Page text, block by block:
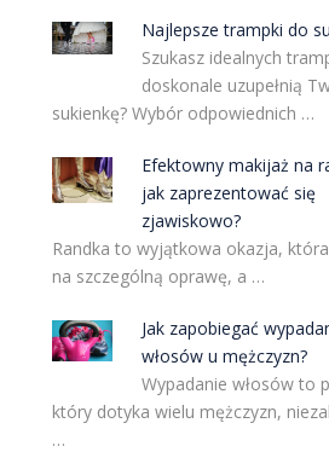
Najlepsze trampki do
Szukasz idealnych
doskonale uzupełnią
sukienkę? Wybór odpowiednich …
Efektowny makijaż na
jak zaprezentować się
zjawiskowo?
Randka to wyjątkowa okazja, która
na szczególną oprawę, a …
Jak zapobiegać
włosów u mężczyzn?
Wypadanie włosów to
który dotyka wielu mężczyzn,
…